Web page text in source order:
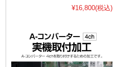
¥16,800(税込)